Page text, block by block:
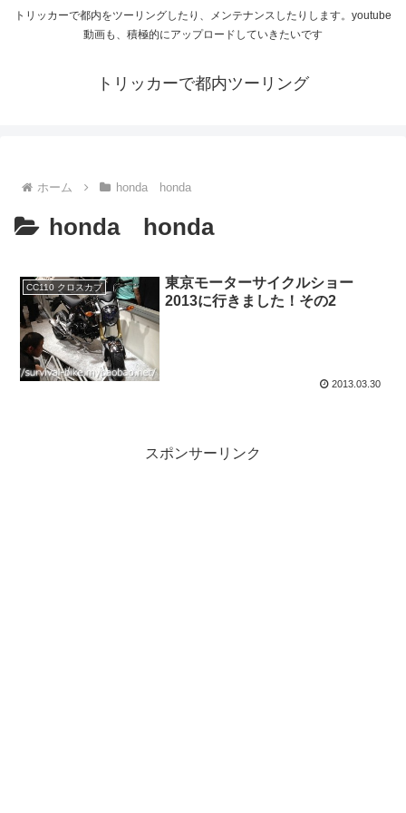
トリッカーで都内をツーリングしたり、メンテナンスしたりします。youtube
動画も、積極的にアップロードしていきたいです
トリッカーで都内ツーリング
ホーム honda honda
honda honda
CC110 クロスカブ
東京モーターサイクルショー
2013に行きました！その2
2013.03.30
スポンサーリンク